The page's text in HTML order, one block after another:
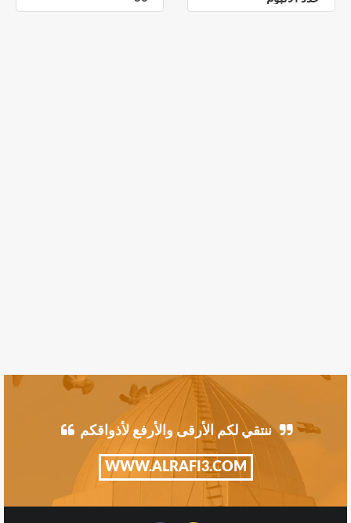
ننتقي لكم الأرقى والأرفع لأذواقكم
WWW.ALRAFI3.COM